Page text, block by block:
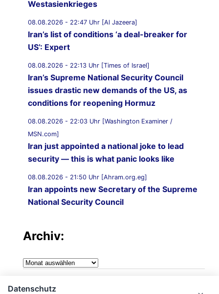
Westasienkrieges
08.08.2026 - 22:47 Uhr [Al Jazeera]
Iran’s list of conditions ‘a deal-breaker for
US’: Expert
08.08.2026 - 22:13 Uhr [Times of Israel]
Iran’s Supreme National Security Council
issues drastic new demands of the US, as
conditions for reopening Hormuz
08.08.2026 - 22:03 Uhr [Washington Examiner /
MSN.com]
Iran just appointed a national joke to lead
security — this is what panic looks like
08.08.2026 - 21:50 Uhr [Ahram.org.eg]
Iran appoints new Secretary of the Supreme
National Security Council
Vessel struck off coast of Oman: UKMTO
Saudi Arabia strongly condemns Iranian
Archiv:
Archiv:
Impressum
Datenschutz